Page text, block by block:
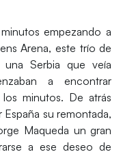
empezando a
Arena, este trío de
una Serbia que veía
a encontrar
minutos. De atrás
su remontada,
Maqueda un gran
a ese deseo de